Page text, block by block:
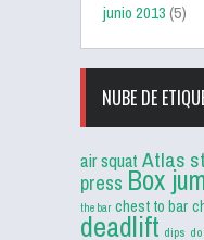
junio 2013(5)
NUBE DE
air squat Atlas
press Box
the bar chest to bar
deadlift dips